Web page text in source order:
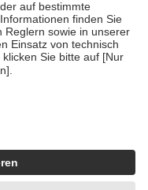
die von der
um echte Bewertungen
4419944605341
künstlicher